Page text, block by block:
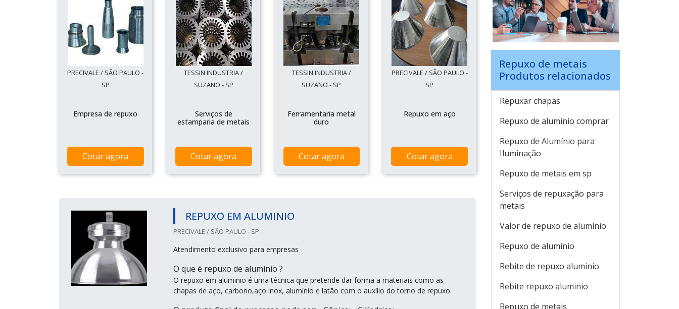
PRECIVALE / SÃO PAULO -
SP
Empresa de repuxo
Cotar agora
TESSIN INDUSTRIA /
SUZANO - SP
Serviços de
estamparia de metais
Cotar agora
TESSIN INDUSTRIA /
SUZANO - SP
Ferramentaria metal
duro
Cotar agora
PRECIVALE / SÃO PAULO -
SP
Repuxo em aço
Cotar agora
REPUXO EM ALUMINIO
PRECIVALE / SÃO PAULO - SP
Atendimento exclusivo para empresas
O que é repuxo de alumínio ?
O repuxo em aluminio é uma técnica que pretende dar forma a materiais como as
chapas de aço, carbono,aço inox, alumínio e latão com o auxílio do torno de repuxo.
Repuxo de metais
Produtos relacionados
Repuxar chapas
Repuxo de alumínio comprar
Repuxo de Alumínio para
Iluminação
Repuxo de metais em sp
Serviços de repuxação para
metais
Valor de repuxo de alumínio
Repuxo de alumínio
Rebite de repuxo aluminio
Rebite repuxo aluminio
Repuxo de metais